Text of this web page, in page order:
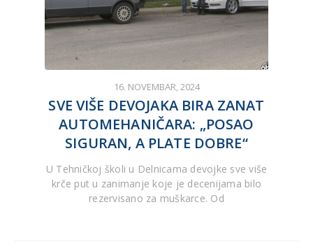
16. NOVEMBAR, 2024
SVE VIŠE DEVOJAKA BIRA ZANAT
AUTOMEHANIČARA: „POSAO
SIGURAN, A PLATE DOBRE“
U Tehničkoj školi u Delnicama devojke sve više
krče put u zanimanje koje je decenijama bilo
rezervisano za muškarce. Od